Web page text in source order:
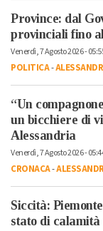
Province: dal
provinciali fino
Venerdì, 7 Agosto 2026 -
POLITICA-
“Un
un bicchiere di
Alessandria
Venerdì, 7 Agosto 2026 -
CRONACA-
Siccità:
stato di